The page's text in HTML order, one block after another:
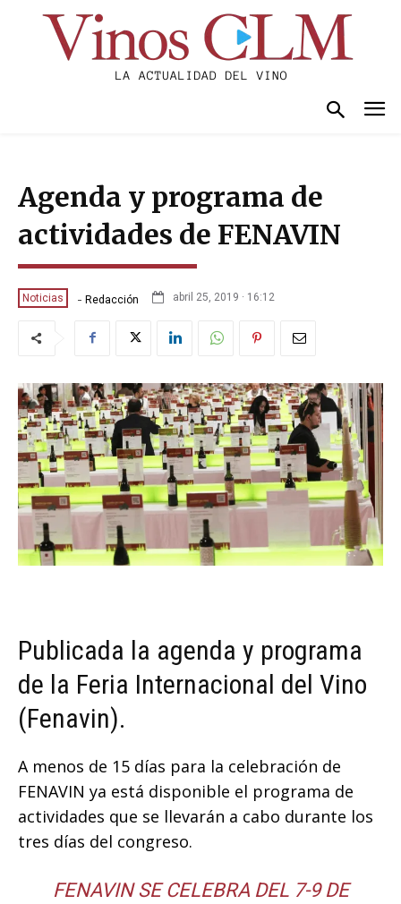
Agenda y programa de
actividades de FENAVIN
Noticias - Redacción abril 25, 2019 · 16:12
Publicada la agenda y programa
de la Feria Internacional del Vino
(Fenavin).
A menos de 15 días para la celebración de
FENAVIN ya está disponible el programa de
actividades que se llevarán a cabo durante los
tres días del congreso.
FENAVIN SE CELEBRA DEL 7-9 DE